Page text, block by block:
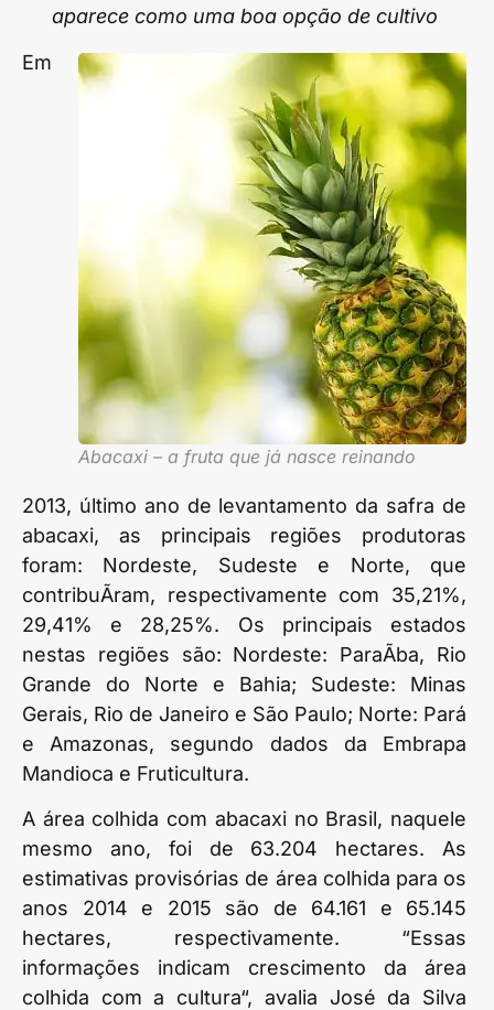
aparece como uma boa opção de cultivo
Abacaxi – a fruta que já nasce reinando
Em
2013, último ano de levantamento da safra de
abacaxi, as principais regiões produtoras
foram: Nordeste, Sudeste e Norte, que
contribuÃ­ram, respectivamente com 35,21%,
29,41% e 28,25%. Os principais estados
nestas regiões são: Nordeste: ParaÃ­ba, Rio
Grande do Norte e Bahia; Sudeste: Minas
Gerais, Rio de Janeiro e São Paulo; Norte: Pará
e Amazonas, segundo dados da Embrapa
Mandioca e Fruticultura.
A área colhida com abacaxi no Brasil, naquele
mesmo ano, foi de 63.204 hectares. As
estimativas provisórias de área colhida para os
anos 2014 e 2015 são de 64.161 e 65.145
hectares, respectivamente. “Essas
informações indicam crescimento da área
colhida com a cultura“, avalia José da Silva